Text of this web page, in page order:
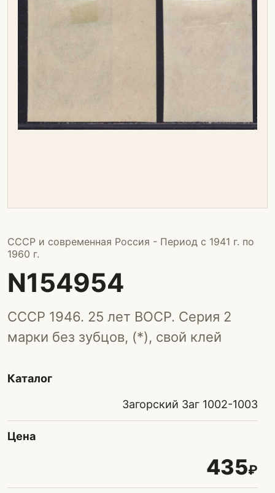
СССР и современная Россия - Период с 1941 г. по
1960 г.
N154954
СССР 1946. 25 лет ВОСР. Серия 2
марки без зубцов, (*), свой клей
Каталог
Загорский Заг 1002-1003
Цена
435₽